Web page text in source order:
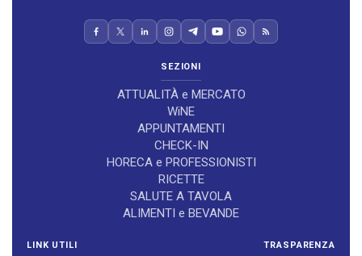
SEZIONI
ATTUALITÀ e MERCATO
WiNE
APPUNTAMENTI
CHECK-IN
HORECA e PROFESSIONISTI
RICETTE
SALUTE A TAVOLA
ALIMENTI e BEVANDE
LINK UTILI TRASPARENZA